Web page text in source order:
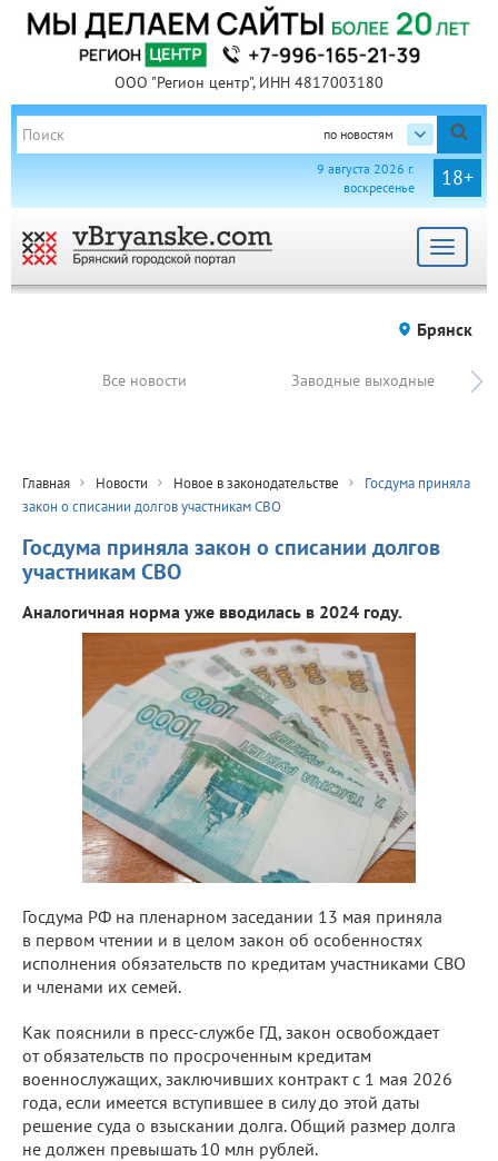
ООО "Регион центр", ИНН 4817003180
по новостям
18+
9 августа 2026 г.
воскресенье
Toggle
Брянск
Все новости Заводные выходные
Главная Новости Новое в законодательстве
Госдума приняла
закон о списании долгов участникам СВО
Госдума приняла закон о списании долгов
участникам СВО
Аналогичная норма уже вводилась в 2024 году.
Госдума РФ на пленарном заседании 13 мая приняла
в первом чтении и в целом закон об особенностях
исполнения обязательств по кредитам участниками СВО
и членами их семей.
Как пояснили в пресс-службе ГД, закон освобождает
от обязательств по просроченным кредитам
военнослужащих, заключивших контракт с 1 мая 2026
года, если имеется вступившее в силу до этой даты
решение суда о взыскании долга. Общий размер долга
не должен превышать 10 млн рублей.